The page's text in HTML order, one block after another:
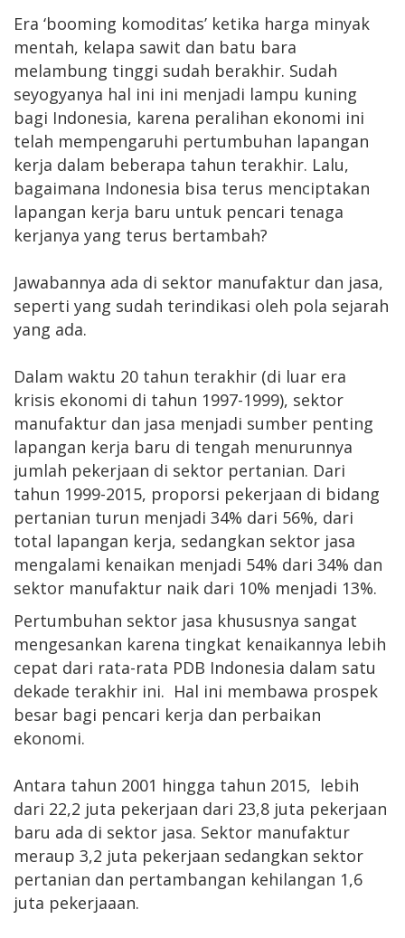
Era ‘booming komoditas’ ketika harga minyak
mentah, kelapa sawit dan batu bara
melambung tinggi sudah berakhir. Sudah
seyogyanya hal ini ini menjadi lampu kuning
bagi Indonesia, karena peralihan ekonomi ini
telah mempengaruhi pertumbuhan lapangan
kerja dalam beberapa tahun terakhir. Lalu,
bagaimana Indonesia bisa terus menciptakan
lapangan kerja baru untuk pencari tenaga
kerjanya yang terus bertambah?
Jawabannya ada di sektor manufaktur dan jasa,
seperti yang sudah terindikasi oleh pola sejarah
yang ada.
Dalam waktu 20 tahun terakhir (di luar era
krisis ekonomi di tahun 1997-1999), sektor
manufaktur dan jasa menjadi sumber penting
lapangan kerja baru di tengah menurunnya
jumlah pekerjaan di sektor pertanian. Dari
tahun 1999-2015, proporsi pekerjaan di bidang
pertanian turun menjadi 34% dari 56%, dari
total lapangan kerja, sedangkan sektor jasa
mengalami kenaikan menjadi 54% dari 34% dan
sektor manufaktur naik dari 10% menjadi 13%.
Pertumbuhan sektor jasa khususnya sangat
mengesankan karena tingkat kenaikannya lebih
cepat dari rata-rata PDB Indonesia dalam satu
dekade terakhir ini. Hal ini membawa prospek
besar bagi pencari kerja dan perbaikan
ekonomi.
Antara tahun 2001 hingga tahun 2015, lebih
dari 22,2 juta pekerjaan dari 23,8 juta pekerjaan
baru ada di sektor jasa. Sektor manufaktur
meraup 3,2 juta pekerjaan sedangkan sektor
pertanian dan pertambangan kehilangan 1,6
juta pekerjaaan.